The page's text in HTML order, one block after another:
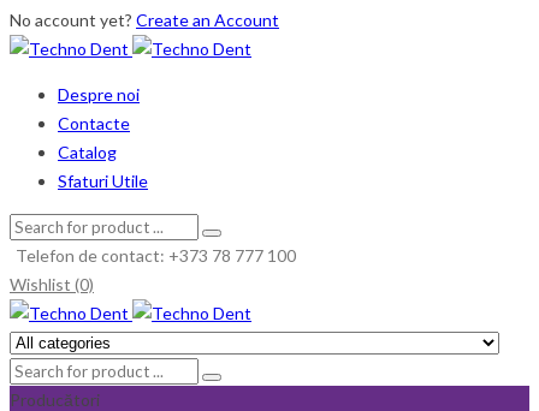
No account yet? Create an Account
Despre noi
Contacte
Catalog
Sfaturi Utile
Telefon de contact: +373 78 777 100
Wishlist (0)
Producători